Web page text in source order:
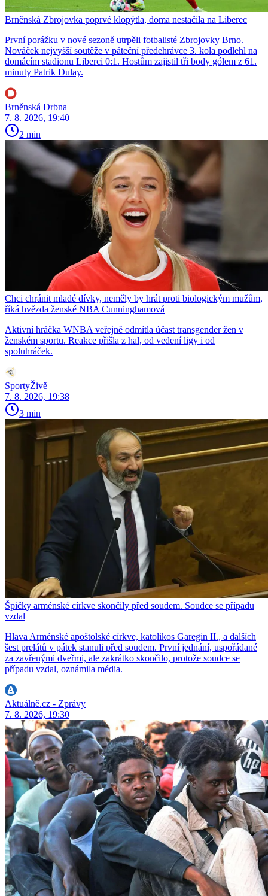
Brněnská Zbrojovka poprvé klopýtla, doma nestačila na Liberec
První porážku v nové sezoně utrpěli fotbalisté Zbrojovky Brno.
Nováček nejvyšší soutěže v páteční předehrávce 3. kola podlehl na
domácím stadionu Liberci 0:1. Hostům zajistil tři body gólem z 61.
minuty Patrik Dulay.
Brněnská Drbna
7. 8. 2026, 19:40
2 min
Chci chránit mladé dívky, neměly by hrát proti biologickým mužům,
říká hvězda ženské NBA Cunninghamová
Aktivní hráčka WNBA veřejně odmítla účast transgender žen v
ženském sportu. Reakce přišla z hal, od vedení ligy i od
spoluhráček.
SportyŽivě
7. 8. 2026, 19:38
3 min
Špičky arménské církve skončily před soudem. Soudce se případu
vzdal
Hlava Arménské apoštolské církve, katolikos Garegin II., a dalších
šest prelátů v pátek stanuli před soudem. První jednání, uspořádané
za zavřenými dveřmi, ale zakrátko skončilo, protože soudce se
případu vzdal, oznámila média.
Aktuálně.cz - Zprávy
7. 8. 2026, 19:30